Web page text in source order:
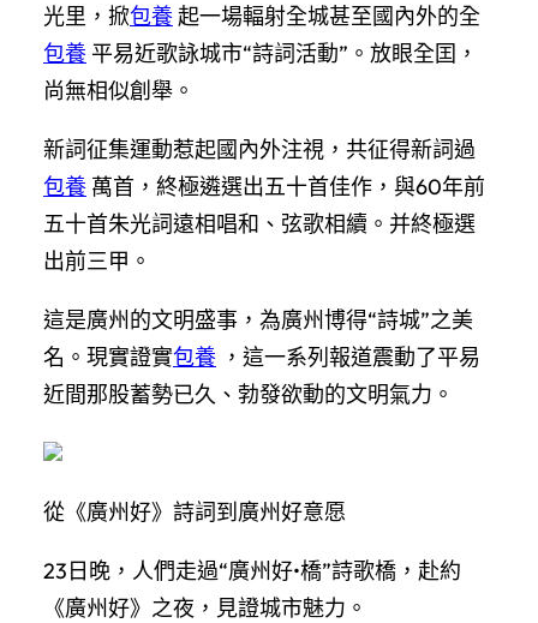
光里，掀包養起一場輻射全城甚至國內外的全
包養 平易近歌詠城市“詩詞活動”。放眼全囯，
尚無相似創舉。
新詞征集運動惹起國內外注視，共征得新詞過
包養 萬首，終極遴選出五十首佳作，與60年前
五十首朱光詞遠相唱和、弦歌相續。并終極選
出前三甲。
這是廣州的文明盛事，為廣州博得“詩城”之美
名。現實證實包養 ，這一系列報道震動了平易
近間那股蓄勢已久、勃發欲動的文明氣力。
從《廣州好》詩詞到廣州好意愿
23日晚，人們走過“廣州好•橋”詩歌橋，赴約
《廣州好》之夜，見證城市魅力。